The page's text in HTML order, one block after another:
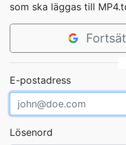
som ska läggas till
E-postadress
Lösenord